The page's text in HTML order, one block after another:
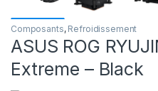
Composants, Refroidissement
ASUS ROG
Extreme – Black